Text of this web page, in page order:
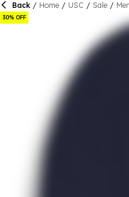
Back / Home / USC / Sale /
30% OFF